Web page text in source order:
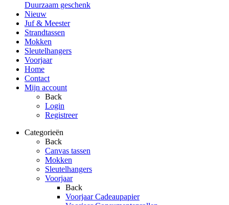
Duurzaam geschenk
Nieuw
Juf & Meester
Strandtassen
Mokken
Sleutelhangers
Voorjaar
Home
Contact
Mijn account
Back
Login
Registreer
Categorieën
Back
Canvas tassen
Mokken
Sleutelhangers
Voorjaar
Back
Voorjaar Cadeaupapier